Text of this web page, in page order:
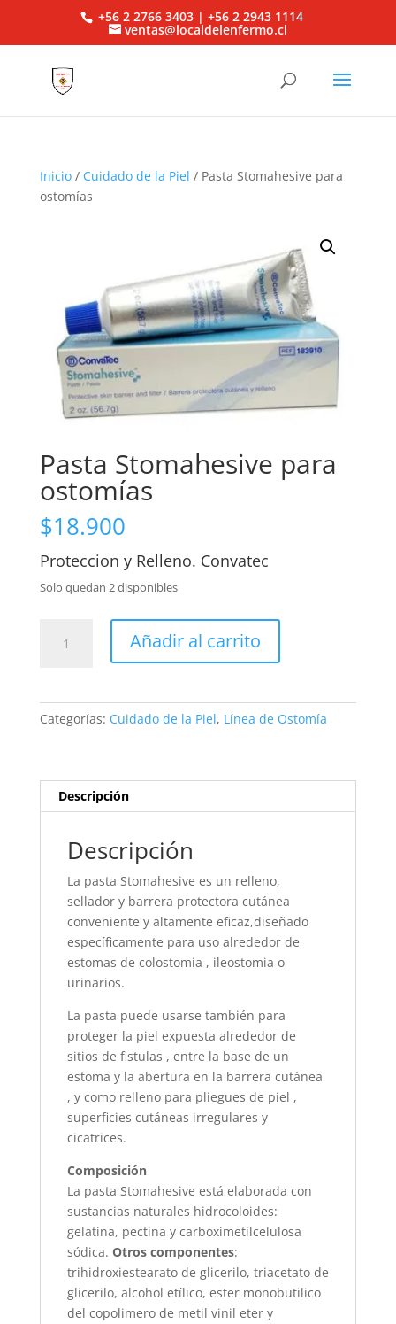
+56 2 2766 3403 | +56 2 2943 1114
ventas@localdelenfermo.cl
Inicio/ Cuidado de la Piel / Pasta Stomahesive para
ostomías
Pasta Stomahesive para
ostomías
$18.900
Proteccion y Relleno. Convatec
Solo quedan 2 disponibles
Stomahesive
cantidad
Añadir al carrito
Categorías: Cuidado de la Piel, Línea de Ostomía
Descripción
Descripción
La pasta Stomahesive es un relleno,
sellador y barrera protectora cutánea
conveniente y altamente eficaz,diseñado
específicamente para uso alrededor de
estomas de colostomia , ileostomia o
urinarios.
La pasta puede usarse también para
proteger la piel expuesta alrededor de
sitios de fistulas , entre la base de un
estoma y la abertura en la barrera cutánea
, y como relleno para pliegues de piel ,
superficies cutáneas irregulares y
cicatrices.
Composición
La pasta Stomahesive está elaborada con
sustancias naturales hidrocoloides:
gelatina, pectina y carboximetilcelulosa
sódica. Otros componentes:
trihidroxiestearato de glicerilo, triacetato de
glicerilo, alcohol etílico, ester monobutilico
del copolimero de metil vinil eter y